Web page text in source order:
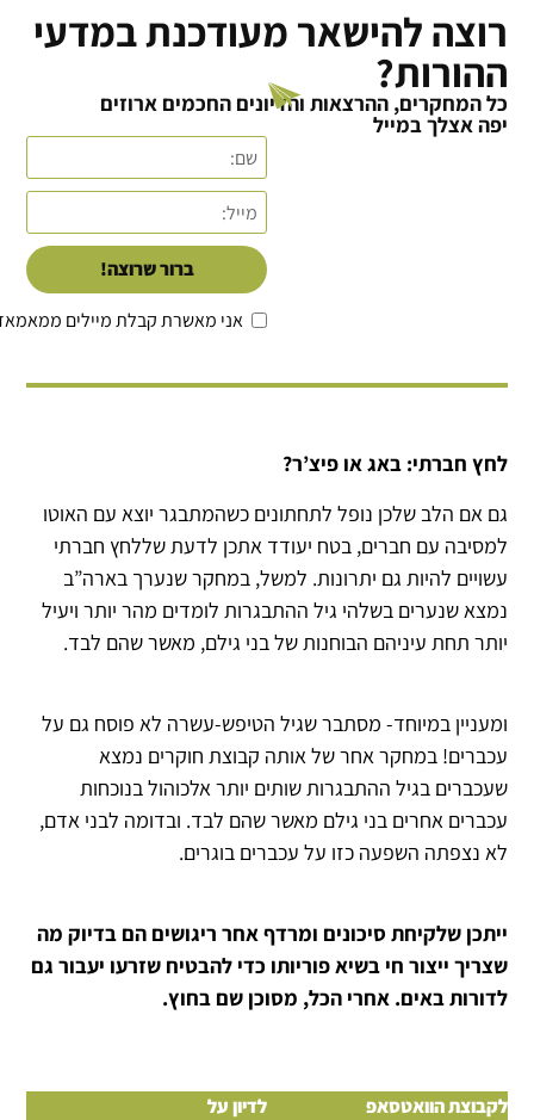
רוצה להישאר מעודכנת במדעי
ההורות?
כל המחקרים, ההרצאות והדיונים החכמים ארוזים
יפה אצלך במייל
אני מאשרת קבלת מיילים
ברור שרוצה!
לחץ חברתי: באג או פיצ’ר?
גם אם הלב שלכן נופל לתחתונים כשהמתבגר יוצא עם האוטו
למסיבה עם חברים, בטח יעודד אתכן לדעת שללחץ חברתי
עשויים להיות גם יתרונות. למשל, במחקר שנערך בארה”ב
נמצא שנערים בשלהי גיל ההתבגרות לומדים מהר יותר ויעיל
יותר תחת עיניהם הבוחנות של בני גילם, מאשר שהם לבד.
ומעניין במיוחד- מסתבר שגיל הטיפש-עשרה לא פוסח גם על
עכברים! במחקר אחר של אותה קבוצת חוקרים נמצא
שעכברים בגיל ההתבגרות שותים יותר אלכוהול בנוכחות
עכברים אחרים בני גילם מאשר שהם לבד. ובדומה לבני אדם,
לא נצפתה השפעה כזו על עכברים בוגרים.
ייתכן שלקיחת סיכונים ומרדף אחר ריגושים הם בדיוק מה
שצריך ייצור חי בשיא פוריותו כדי להבטיח שזרעו יעבור גם
לדורות באים. אחרי הכל, מסוכן שם בחוץ.
לדיון על
לקבוצת הוואטסאפ